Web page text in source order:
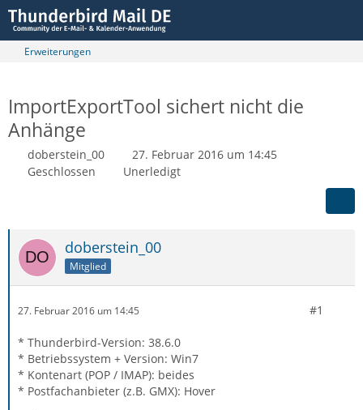
Erweiterungen
ImportExportTool sichert nicht die
Anhänge
doberstein_00
27. Februar 2016 um 14:45
Geschlossen
Unerledigt
doberstein_00
Mitglied
27. Februar 2016 um 14:45 #1
* Thunderbird-Version: 38.6.0
* Betriebssystem + Version: Win7
* Kontenart (POP / IMAP): beides
* Postfachanbieter (z.B. GMX): Hover